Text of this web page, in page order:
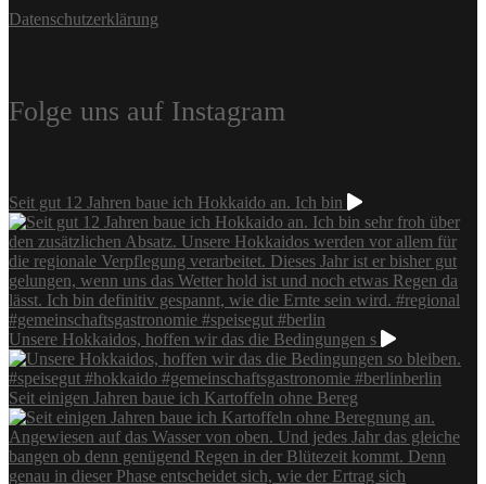
Datenschutzerklärung
Folge uns auf Instagram
Seit gut 12 Jahren baue ich Hokkaido an. Ich bin
Unsere Hokkaidos, hoffen wir das die Bedingungen s
Seit einigen Jahren baue ich Kartoffeln ohne Bereg